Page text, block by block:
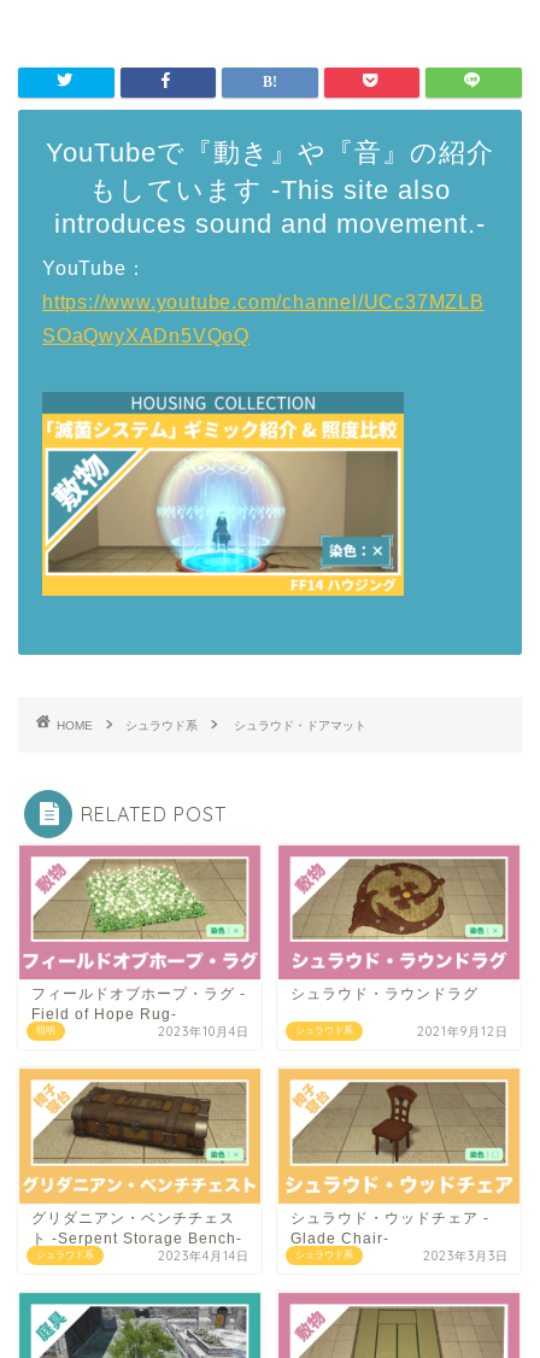
YouTubeで『動き』や『音』の紹介
もしています -This site also
introduces sound and movement.-
YouTube：
https://www.youtube.com/channel/UCc37MZLB
SOaQwyXADn5VQoQ
HOME シュラウド系 シュラウド・ドアマット
RELATED POST
照明
フィールドオブホープ・ラグ -
Field of Hope Rug-
2023年10月4日 シュラウド系
シュラウド・ラウンドラグ
2021年9月12日
シュラウド系
グリダニアン・ベンチチェス
ト -Serpent Storage Bench-
2023年4月14日 シュラウド系
シュラウド・ウッドチェア -
Glade Chair-
2023年3月3日